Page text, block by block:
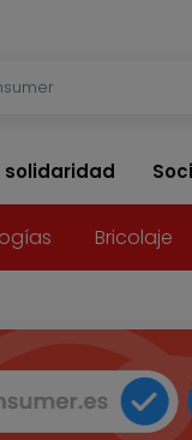
solidaridad
Bricolaje